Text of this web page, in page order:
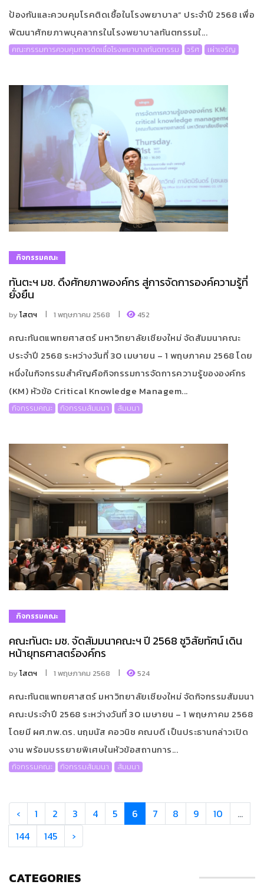
ป้องกันและควบคุมโรคติดเชื้อในโรงพยาบาล” ประจำปี 2568 เพื่อ
พัฒนาศักยภาพบุคลากรในโรงพยาบาลทันตกรรมใ...
คณะกรรมการควบคุมการติดเชื้อโรงพยาบาลทันตกรรม วริศ เผ่าเจริญ
กิจกรรมคณะ
ทันตะฯ มช. ดึงศักยภาพองค์กร สู่การจัดการองค์ความรู้ที่
ยั่งยืน
byโสตฯ 1 พฤษภาคม 2568 452
คณะทันตแพทยศาสตร์ มหาวิทยาลัยเชียงใหม่ จัดสัมมนาคณะ
ประจำปี 2568 ระหว่างวันที่ 30 เมษายน – 1 พฤษภาคม 2568 โดย
หนึ่งในกิจกรรมสำคัญคือกิจกรรมการจัดการความรู้ขององค์กร
(KM) หัวข้อ Critical Knowledge Managem...
กิจกรรมคณะ กิจกรรมสัมมนา สัมมนา
กิจกรรมคณะ
คณะทันตะ มช. จัดสัมมนาคณะฯ ปี 2568 ชูวิสัยทัศน์ เดิน
หน้ายุทธศาสตร์องค์กร
byโสตฯ 1 พฤษภาคม 2568 524
คณะทันตแพทยศาสตร์ มหาวิทยาลัยเชียงใหม่ จัดกิจกรรมสัมมนา
คณะประจำปี 2568 ระหว่างวันที่ 30 เมษายน – 1 พฤษภาคม 2568
โดยมี ผศ.ทพ.ดร. นฤมนัส คอวนิช คณบดี เป็นประธานกล่าวเปิด
งาน พร้อมบรรยายพิเศษในหัวข้อสถานการ...
กิจกรรมคณะ กิจกรรมสัมมนา สัมมนา
‹ 1 2 3 4 5 6 7 8 9 10
...
144
145 ›
CATEGORIES